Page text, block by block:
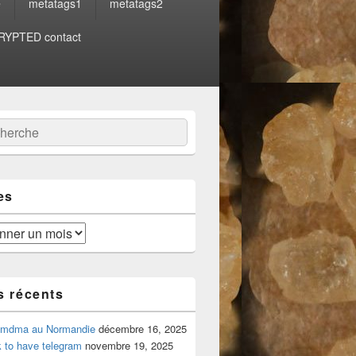
contact
récents
au Normandie décembre 16, 2025
to have telegram novembre 19, 2025